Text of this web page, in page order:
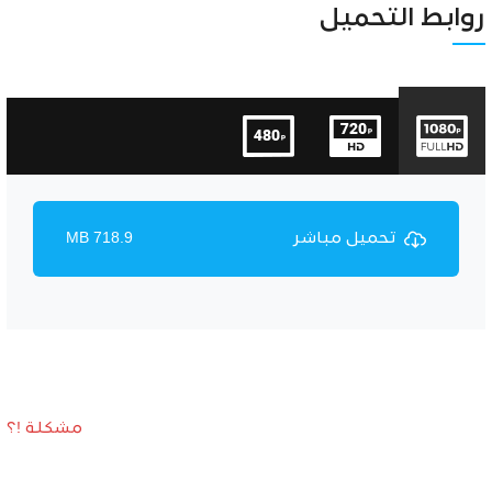
روابط التحميل
تحميل مباشر 718.9 MB
مشكلة !؟